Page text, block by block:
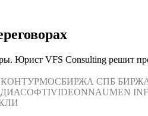
Юрист VFS Consulting решит
МОСБИРЖА СПБ
ДИАСОФТIVIDEONNAUMEN